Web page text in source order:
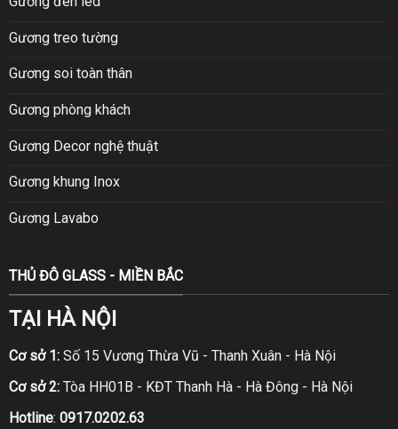
Gương treo tường
Gương soi toàn thân
Gương phòng khách
Gương Decor nghệ thuật
Gương khung Inox
Gương Lavabo
THỦ ĐÔ GLASS - MIỀN BẮC
TẠI HÀ NỘI
Cơ sở 1:Số 15 Vương Thừa Vũ - Thanh Xuân - Hà Nội
Cơ sở 2:Tòa HH01B - KĐT Thanh Hà - Hà Đông - Hà Nội
Hotline: 0917.0202.63